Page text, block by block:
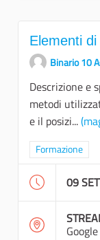
Elementi
Binario 10
Descrizione e
metodi
e il posizi...
Filtra i risultati
Formazione
09